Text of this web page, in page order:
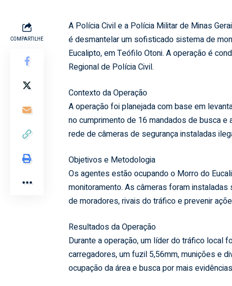
COMPARTILHE
A Polícia Civil e a Polícia Militar de Minas
é desmantelar um sofisticado sistema de
Eucalipto, em Teófilo Otoni. A operação é
Regional de Polícia Civil.
Contexto da Operação
A operação foi planejada com base em
no cumprimento de 16 mandados de busca
rede de câmeras de segurança instaladas
Objetivos e Metodologia
Os agentes estão ocupando o Morro do
monitoramento. As câmeras foram
de moradores, rivais do tráfico e prevenir
Resultados da Operação
Durante a operação, um líder do tráfico local
carregadores, um fuzil 5,56mm, munições e
ocupação da área e busca por mais